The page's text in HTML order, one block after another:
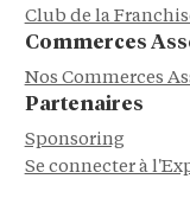
Club de la
Commerces
Nos Commerces
Partenaires
Sponsoring
Se connecter à